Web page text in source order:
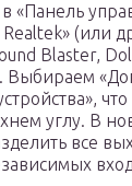
«Панель
Realtek» (или
Blaster,
Выбираем
углу. В
все